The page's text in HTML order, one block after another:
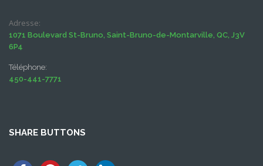
Adresse:
1071 Boulevard St-Bruno, Saint-Bruno-de-Montarville, QC, J3V
6P4
Téléphone:
450-441-7771
SHARE BUTTONS